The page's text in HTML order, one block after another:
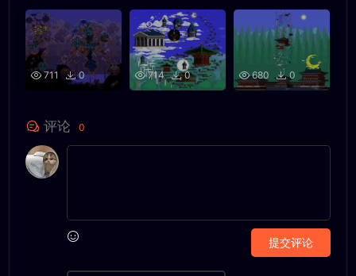
711 0 714 0 680 0
评论 0
提交评论